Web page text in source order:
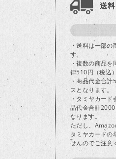
送
・送料は一部
す。
・複数の商品
律510円（税込
・商品代金合
スとなります。
・タミヤカー
品代金合計
なります。
ただし、
タミヤカードの
せんのでご注意